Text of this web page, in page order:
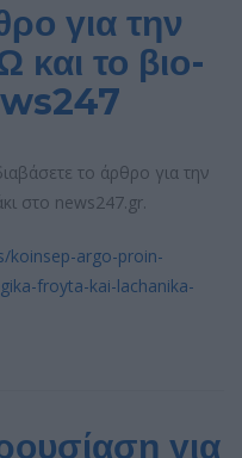
για την
το βιο-
το άρθρο για την
στο news247.gr.
koinsep-argo-proin-
froyta-kai-lachanika-
για